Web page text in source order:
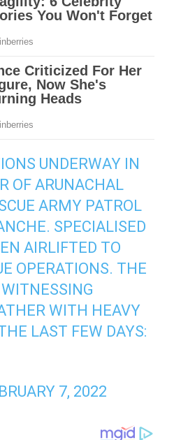
UNDERWAY IN
OF ARUNACHAL
ARMY PATROL
SPECIALISED
AIRLIFTED TO
OPERATIONS. THE
WITH HEAVY
LAST FEW DAYS:
7, 2022